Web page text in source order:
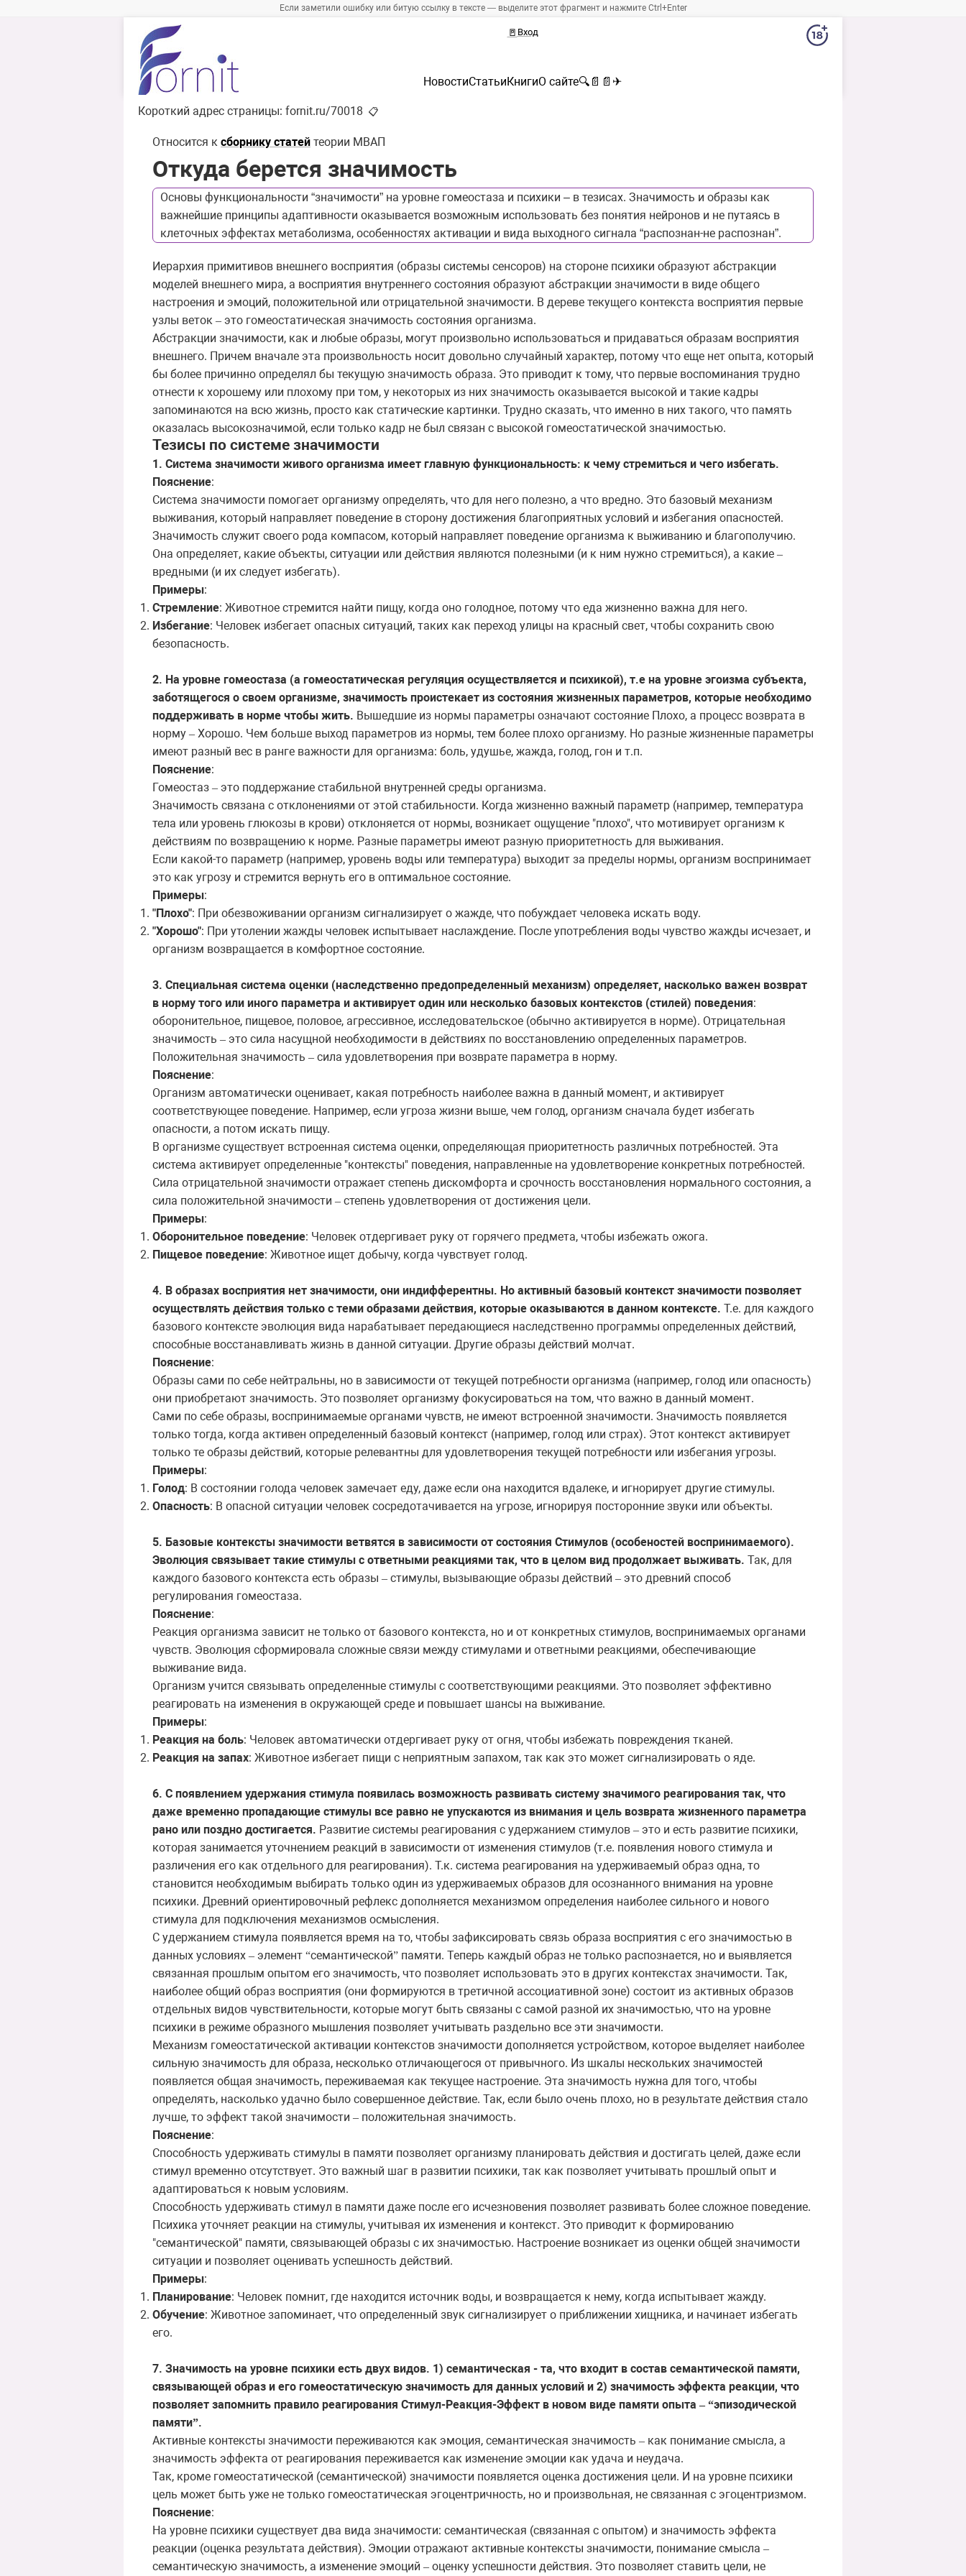
Если заметили ошибку или битую ссылку в тексте — выделите этот фрагмент и нажмите Ctrl+Enter
🚪 Вход
НовостиСтатьиКнигиО сайте🔍 📄 📄 ✈
Короткий адрес страницы: fornit.ru/70018 📋
Относится к сборнику статей теории МВАП
Откуда берется значимость
Основы функциональности “значимости” на уровне гомеостаза и психики – в тезисах. Значимость и образы как
важнейшие принципы адаптивности оказывается возможным использовать без понятия нейронов и не путаясь в
клеточных эффектах метаболизма, особенностях активации и вида выходного сигнала “распознан-не распознан”.
Иерархия примитивов внешнего восприятия (образы системы сенсоров) на стороне психики образуют абстракции
моделей внешнего мира, а восприятия внутреннего состояния образуют абстракции значимости в виде общего
настроения и эмоций, положительной или отрицательной значимости. В дереве текущего контекста восприятия первые
узлы веток – это гомеостатическая значимость состояния организма.
Абстракции значимости, как и любые образы, могут произвольно использоваться и придаваться образам восприятия
внешнего. Причем вначале эта произвольность носит довольно случайный характер, потому что еще нет опыта, который
бы более причинно определял бы текущую значимость образа. Это приводит к тому, что первые воспоминания трудно
отнести к хорошему или плохому при том, у некоторых из них значимость оказывается высокой и такие кадры
запоминаются на всю жизнь, просто как статические картинки. Трудно сказать, что именно в них такого, что память
оказалась высокозначимой, если только кадр не был связан с высокой гомеостатической значимостью.
Тезисы по системе значимости
1. Система значимости живого организма имеет главную функциональность: к чему стремиться и чего избегать.
Пояснение:
Система значимости помогает организму определять, что для него полезно, а что вредно. Это базовый механизм
выживания, который направляет поведение в сторону достижения благоприятных условий и избегания опасностей.
Значимость служит своего рода компасом, который направляет поведение организма к выживанию и благополучию.
Она определяет, какие объекты, ситуации или действия являются полезными (и к ним нужно стремиться), а какие –
вредными (и их следует избегать).
Примеры:
Стремление: Животное стремится найти пищу, когда оно голодное, потому что еда жизненно важна для него.
Избегание: Человек избегает опасных ситуаций, таких как переход улицы на красный свет, чтобы сохранить свою
безопасность.
2. На уровне гомеостаза (а гомеостатическая регуляция осуществляется и психикой), т.е на уровне эгоизма субъекта,
заботящегося о своем организме, значимость проистекает из состояния жизненных параметров, которые необходимо
поддерживать в норме чтобы жить. Вышедшие из нормы параметры означают состояние Плохо, а процесс возврата в
норму – Хорошо. Чем больше выход параметров из нормы, тем более плохо организму. Но разные жизненные параметры
имеют разный вес в ранге важности для организма: боль, удушье, жажда, голод, гон и т.п.
Пояснение:
Гомеостаз – это поддержание стабильной внутренней среды организма.
Значимость связана с отклонениями от этой стабильности. Когда жизненно важный параметр (например, температура
тела или уровень глюкозы в крови) отклоняется от нормы, возникает ощущение "плохо", что мотивирует организм к
действиям по возвращению к норме. Разные параметры имеют разную приоритетность для выживания.
Если какой-то параметр (например, уровень воды или температура) выходит за пределы нормы, организм воспринимает
это как угрозу и стремится вернуть его в оптимальное состояние.
Примеры:
"Плохо": При обезвоживании организм сигнализирует о жажде, что побуждает человека искать воду.
"Хорошо": При утолении жажды человек испытывает наслаждение. После употребления воды чувство жажды исчезает, и
организм возвращается в комфортное состояние.
3. Специальная система оценки (наследственно предопределенный механизм) определяет, насколько важен возврат
в норму того или иного параметра и активирует один или несколько базовых контекстов (стилей) поведения:
оборонительное, пищевое, половое, агрессивное, исследовательское (обычно активируется в норме). Отрицательная
значимость – это сила насущной необходимости в действиях по восстановлению определенных параметров.
Положительная значимость – сила удовлетворения при возврате параметра в норму.
Пояснение:
Организм автоматически оценивает, какая потребность наиболее важна в данный момент, и активирует
соответствующее поведение. Например, если угроза жизни выше, чем голод, организм сначала будет избегать
опасности, а потом искать пищу.
В организме существует встроенная система оценки, определяющая приоритетность различных потребностей. Эта
система активирует определенные "контексты" поведения, направленные на удовлетворение конкретных потребностей.
Сила отрицательной значимости отражает степень дискомфорта и срочность восстановления нормального состояния, а
сила положительной значимости – степень удовлетворения от достижения цели.
Примеры:
Оборонительное поведение: Человек отдергивает руку от горячего предмета, чтобы избежать ожога.
Пищевое поведение: Животное ищет добычу, когда чувствует голод.
4. В образах восприятия нет значимости, они индифферентны. Но активный базовый контекст значимости позволяет
осуществлять действия только с теми образами действия, которые оказываются в данном контексте. Т.е. для каждого
базового контексте эволюция вида нарабатывает передающиеся наследственно программы определенных действий,
способные восстанавливать жизнь в данной ситуации. Другие образы действий молчат.
Пояснение:
Образы сами по себе нейтральны, но в зависимости от текущей потребности организма (например, голод или опасность)
они приобретают значимость. Это позволяет организму фокусироваться на том, что важно в данный момент.
Сами по себе образы, воспринимаемые органами чувств, не имеют встроенной значимости. Значимость появляется
только тогда, когда активен определенный базовый контекст (например, голод или страх). Этот контекст активирует
только те образы действий, которые релевантны для удовлетворения текущей потребности или избегания угрозы.
Примеры:
Голод: В состоянии голода человек замечает еду, даже если она находится вдалеке, и игнорирует другие стимулы.
Опасность: В опасной ситуации человек сосредотачивается на угрозе, игнорируя посторонние звуки или объекты.
5. Базовые контексты значимости ветвятся в зависимости от состояния Стимулов (особеностей воспринимаемого).
Эволюция связывает такие стимулы с ответными реакциями так, что в целом вид продолжает выживать. Так, для
каждого базового контекста есть образы – стимулы, вызывающие образы действий – это древний способ
регулирования гомеостаза.
Пояснение:
Реакция организма зависит не только от базового контекста, но и от конкретных стимулов, воспринимаемых органами
чувств. Эволюция сформировала сложные связи между стимулами и ответными реакциями, обеспечивающие
выживание вида.
Организм учится связывать определенные стимулы с соответствующими реакциями. Это позволяет эффективно
реагировать на изменения в окружающей среде и повышает шансы на выживание.
Примеры:
Реакция на боль: Человек автоматически отдергивает руку от огня, чтобы избежать повреждения тканей.
Реакция на запах: Животное избегает пищи с неприятным запахом, так как это может сигнализировать о яде.
6. С появлением удержания стимула появилась возможность развивать систему значимого реагирования так, что
даже временно пропадающие стимулы все равно не упускаются из внимания и цель возврата жизненного параметра
рано или поздно достигается. Развитие системы реагирования с удержанием стимулов – это и есть развитие психики,
которая занимается уточнением реакций в зависимости от изменения стимулов (т.е. появления нового стимула и
различения его как отдельного для реагирования). Т.к. система реагирования на удерживаемый образ одна, то
становится необходимым выбирать только один из удерживаемых образов для осознанного внимания на уровне
психики. Древний ориентировочный рефлекс дополняется механизмом определения наиболее сильного и нового
стимула для подключения механизмов осмысления.
С удержанием стимула появляется время на то, чтобы зафиксировать связь образа восприятия с его значимостью в
данных условиях – элемент “семантической” памяти. Теперь каждый образ не только распознается, но и выявляется
связанная прошлым опытом его значимость, что позволяет использовать это в других контекстах значимости. Так,
наиболее общий образ восприятия (они формируются в третичной ассоциативной зоне) состоит из активных образов
отдельных видов чувствительности, которые могут быть связаны с самой разной их значимостью, что на уровне
психики в режиме образного мышления позволяет учитывать раздельно все эти значимости.
Механизм гомеостатической активации контекстов значимости дополняется устройством, которое выделяет наиболее
сильную значимость для образа, несколько отличающегося от привычного. Из шкалы нескольких значимостей
появляется общая значимость, переживаемая как текущее настроение. Эта значимость нужна для того, чтобы
определять, насколько удачно было совершенное действие. Так, если было очень плохо, но в результате действия стало
лучше, то эффект такой значимости – положительная значимость.
Пояснение:
Способность удерживать стимулы в памяти позволяет организму планировать действия и достигать целей, даже если
стимул временно отсутствует. Это важный шаг в развитии психики, так как позволяет учитывать прошлый опыт и
адаптироваться к новым условиям.
Способность удерживать стимул в памяти даже после его исчезновения позволяет развивать более сложное поведение.
Психика уточняет реакции на стимулы, учитывая их изменения и контекст. Это приводит к формированию
"семантической" памяти, связывающей образы с их значимостью. Настроение возникает из оценки общей значимости
ситуации и позволяет оценивать успешность действий.
Примеры:
Планирование: Человек помнит, где находится источник воды, и возвращается к нему, когда испытывает жажду.
Обучение: Животное запоминает, что определенный звук сигнализирует о приближении хищника, и начинает избегать
его.
7. Значимость на уровне психики есть двух видов. 1) семантическая - та, что входит в состав семантической памяти,
связывающей образ и его гомеостатическую значимость для данных условий и 2) значимость эффекта реакции, что
позволяет запомнить правило реагирования Стимул-Реакция-Эффект в новом виде памяти опыта – “эпизодической
памяти”.
Активные контексты значимости переживаются как эмоция, семантическая значимость – как понимание смысла, а
значимость эффекта от реагирования переживается как изменение эмоции как удача и неудача.
Так, кроме гомеостатической (семантической) значимости появляется оценка достижения цели. И на уровне психики
цель может быть уже не только гомеостатическая эгоцентричность, но и произвольная, не связанная с эгоцентризмом.
Пояснение:
На уровне психики существует два вида значимости: семантическая (связанная с опытом) и значимость эффекта
реакции (оценка результата действия). Эмоции отражают активные контексты значимости, понимание смысла –
семантическую значимость, а изменение эмоций – оценку успешности действия. Это позволяет ставить цели, не